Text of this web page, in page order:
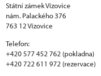
Státní zámek Vizovice
nám. Palackého 376
763 12 Vizovice
Telefon:
+420 577 452 762 (pokladna)
+420 722 611 972 (rezervace)